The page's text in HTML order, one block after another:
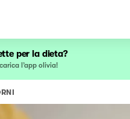
per la dieta?
l’app olivia!